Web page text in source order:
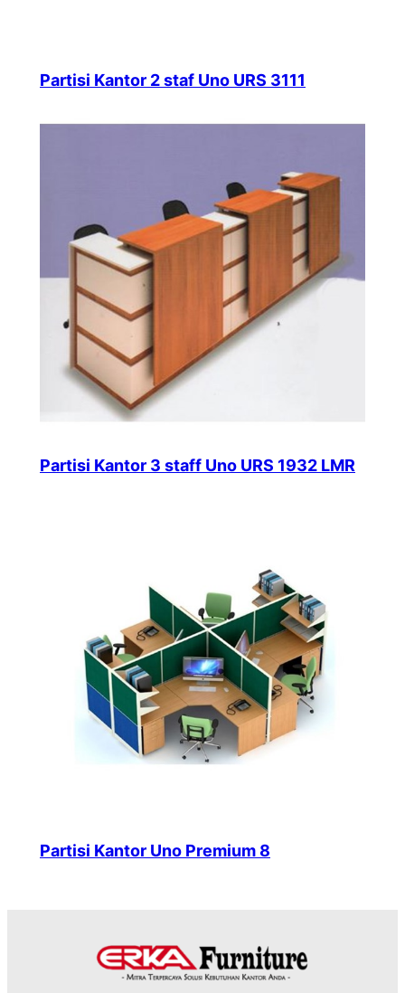
Partisi Kantor 2 staf Uno URS 3111
Partisi Kantor 3 staff Uno URS 1932 LMR
Partisi Kantor Uno Premium 8